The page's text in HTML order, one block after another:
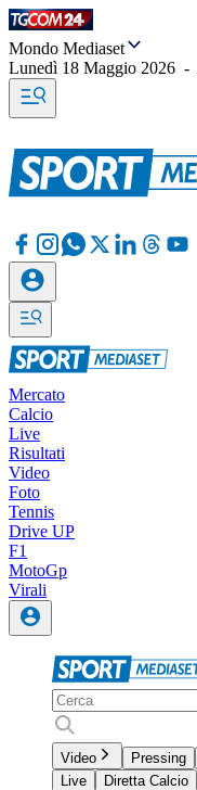
Mondo Mediaset
Lunedì 18 Maggio 2026 -
Mercato
Calcio
Live
Risultati
Video
Foto
Tennis
Drive UP
F1
MotoGp
Virali
Video Pressing
Live
Diretta Calcio